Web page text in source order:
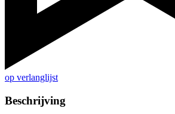
op verlanglijst
Beschrijving